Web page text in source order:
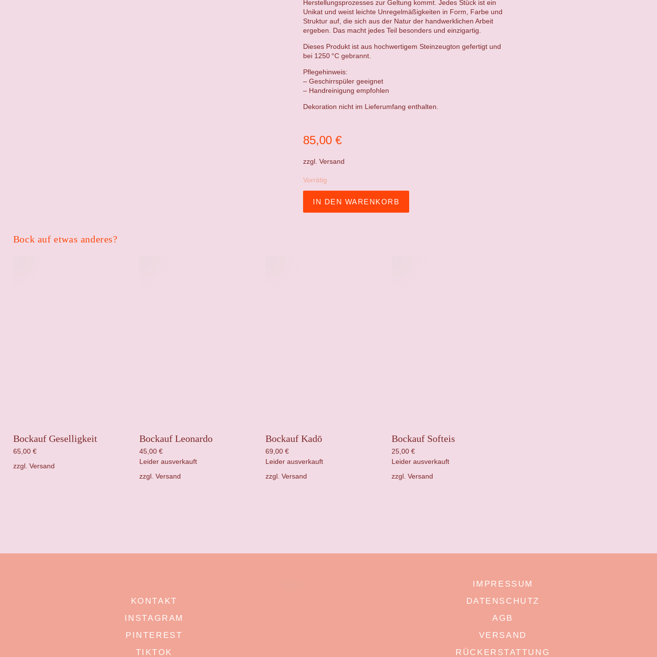
zzgl.Versand
85,00€
Vorrätig
IN DEN WARENKORB
Herstellungsprozesses zur Geltung kommt. Jedes Stück ist ein
Unikat und weist leichte Unregelmäßigkeiten in Form, Farbe und
Struktur auf, die sich aus der Natur der handwerklichen Arbeit
ergeben. Das macht jedes Teil besonders und einzigartig.
Dieses Produkt ist aus hochwertigem Steinzeugton gefertigt und
bei 1250 °C gebrannt.
Pflegehinweis:
– Geschirrspüler geeignet
– Handreinigung empfohlen
Dekoration nicht im Lieferumfang enthalten.
Bock auf etwas anderes?
Bockauf Geselligkeit
65,00 €
zzgl. Versand
Bockauf Leonardo
45,00 €
Leider ausverkauft
zzgl. Versand
Bockauf Kadō
69,00 €
Leider ausverkauft
zzgl. Versand
Bockauf Softeis
25,00€
Leider ausverkauft
zzgl.Versand
KONTAKT
INSTAGRAM
PINTEREST
TIKTOK
IMPRESSUM
DATENSCHUTZ
AGB
VERSAND
RÜCKERSTATTUNG